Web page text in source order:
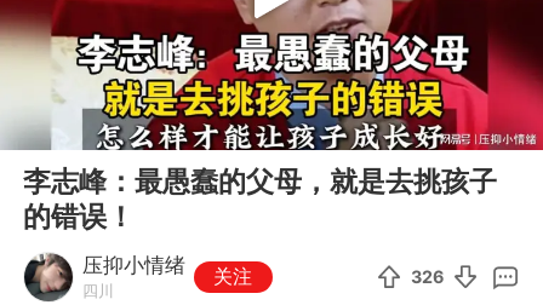
00:00 06:03
Play
李志峰：最愚蠢的父母，就是去挑孩子
的错误！
压抑小情绪
四川
关注 326